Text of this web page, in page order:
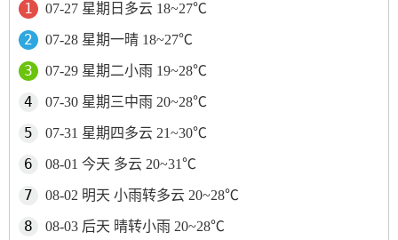
07-27 星期日多云 18~27℃
07-28 星期一晴 18~27℃
07-29 星期二小雨 19~28℃
07-30 星期三中雨 20~28℃
07-31 星期四多云 21~30℃
08-01 今天 多云 20~31℃
08-02 明天 小雨转多云 20~28℃
08-03 后天 晴转小雨 20~28℃